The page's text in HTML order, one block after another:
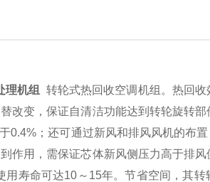
理机组 转轮式热回收空调机组。热回
改变，保证自清洁功能达到转轮旋转
0.4% ；还可通过新风和排风风机的布
作用，需保证芯体新风侧压力高于排
用寿命可达10～15年。节省空间，其